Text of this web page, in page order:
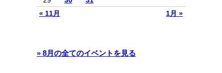
« 11月 1月 »
» 8月の全てのイベントを見る